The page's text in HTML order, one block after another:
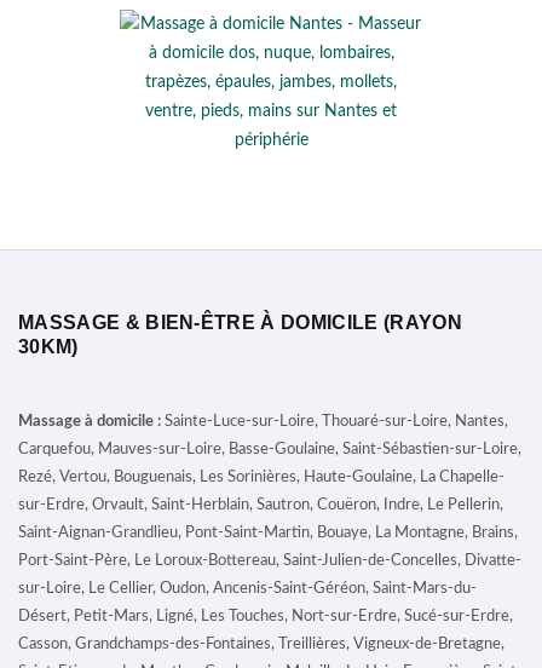
MASSAGE & BIEN-ÊTRE À DOMICILE (RAYON
30KM)
Massage à domicile : Sainte-Luce-sur-Loire, Thouaré-sur-Loire, Nantes,
Carquefou, Mauves-sur-Loire, Basse-Goulaine, Saint-Sébastien-sur-Loire,
Rezé, Vertou, Bouguenais, Les Sorinières, Haute-Goulaine, La Chapelle-
sur-Erdre, Orvault, Saint-Herblain, Sautron, Couëron, Indre, Le Pellerin,
Saint-Aignan-Grandlieu, Pont-Saint-Martin, Bouaye, La Montagne, Brains,
Port-Saint-Père, Le Loroux-Bottereau, Saint-Julien-de-Concelles, Divatte-
sur-Loire, Le Cellier, Oudon, Ancenis-Saint-Géréon, Saint-Mars-du-
Désert, Petit-Mars, Ligné, Les Touches, Nort-sur-Erdre, Sucé-sur-Erdre,
Casson, Grandchamps-des-Fontaines, Treillières, Vigneux-de-Bretagne,